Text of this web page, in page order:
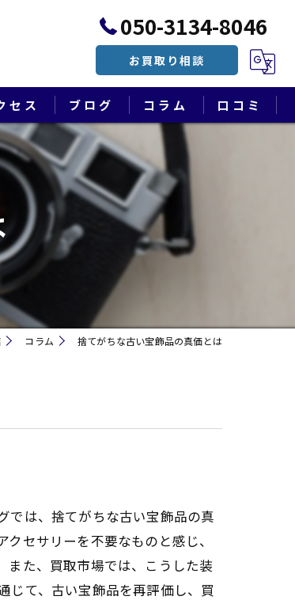
050-3134-8046
お買取り相談
セス
特集
ブログ コラム 口コミ
コラム 捨てがちな古い宝飾品の真価とは
では、捨てがちな古い宝飾品の真
セサリーを不要なものと感じ、
また、買取市場では、こうした装
じて、古い宝飾品を再評価し、買